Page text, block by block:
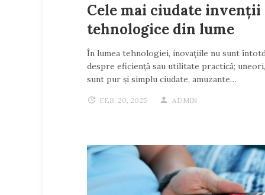
Cele mai ciudate invenții
tehnologice din lume
În lumea tehnologiei, inovațiile nu sunt
despre eficiență sau utilitate practică;
sunt pur și simplu ciudate, amuzante…
FEB. 20, 2025 ADMIN